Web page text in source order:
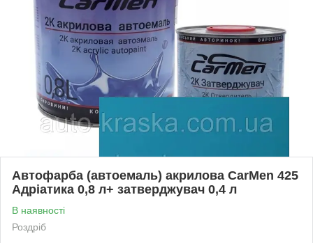
Автофарба (автоемаль) акрилова CarMen 425
Адріатика 0,8 л+ затверджувач 0,4 л
В наявності
Роздріб